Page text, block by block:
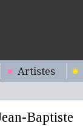
Artistes
Baptiste